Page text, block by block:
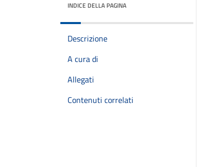
INDICE DELLA PAGINA
Descrizione
A cura di
Allegati
Contenuti correlati